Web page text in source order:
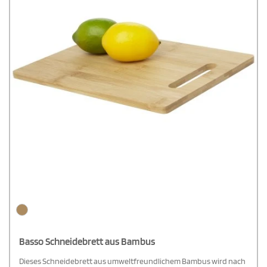
Basso Schneidebrett aus Bambus
Dieses Schneidebrett aus umweltfreundlichem Bambus wird nach